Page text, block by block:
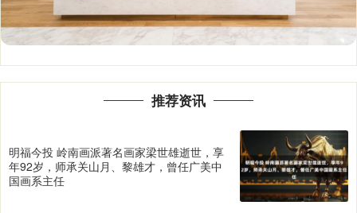
推荐资讯
明福今投 岭南画派著名画家梁世雄逝世，享
年92岁，师承关山月、黎雄才，曾任广美中
国画系主任